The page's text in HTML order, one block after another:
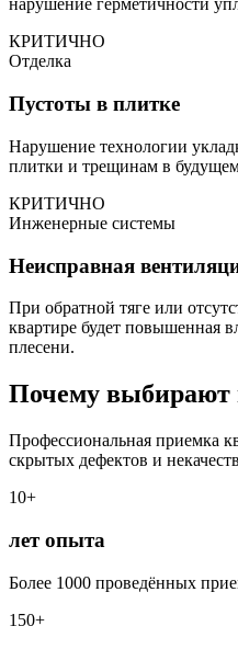
нарушение герметичности
КРИТИЧНО
Отделка
Пустоты в плитке
Нарушение технологии
плитки и трещинам в
КРИТИЧНО
Инженерные системы
Неисправная
При обратной тяге или
квартире будет повышенная
плесени.
Почему выбирают
Профессиональная приемка
скрытых дефектов и
10+
лет опыта
Более 1000 проведённых
150+